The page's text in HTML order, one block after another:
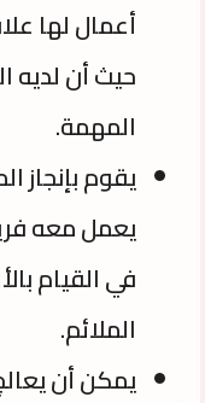
أعمال لها
حيث أن لديه
المهمة.
يقوم بإنجاز
يعمل معه
في القيام
الملائم.
يمكن أن